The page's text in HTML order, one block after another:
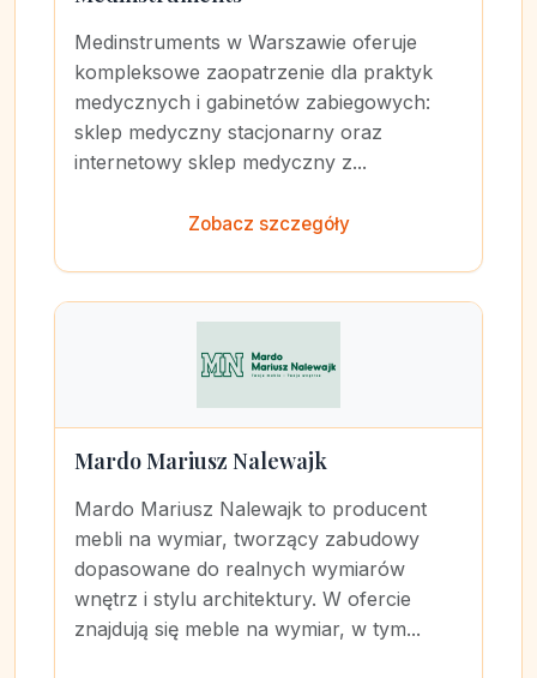
Medinstruments w Warszawie oferuje
kompleksowe zaopatrzenie dla praktyk
medycznych i gabinetów zabiegowych:
sklep medyczny stacjonarny oraz
internetowy sklep medyczny z...
Zobacz szczegóły
Mardo Mariusz Nalewajk
Mardo Mariusz Nalewajk to producent
mebli na wymiar, tworzący zabudowy
dopasowane do realnych wymiarów
wnętrz i stylu architektury. W ofercie
znajdują się meble na wymiar, w tym...